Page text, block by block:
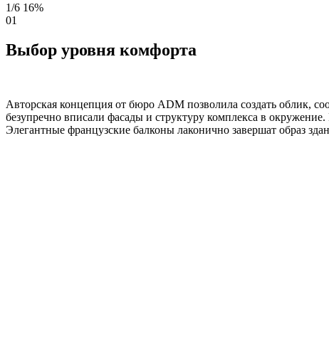
1/6 16%
01
Выбор уровня комфорта
Авторская концепция от бюро ADM позволила создать облик,
безупречно вписали фасады и структуру комплекса в
Элегантные французские балконы лаконично завершат образ